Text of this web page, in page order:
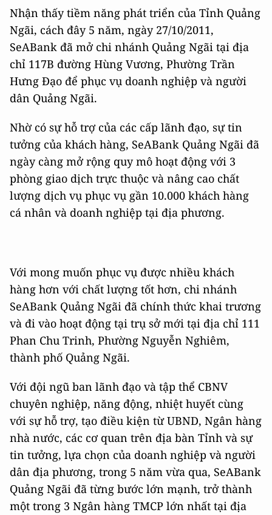
Nhận thấy tiềm năng phát triển của Tỉnh Quảng
Ngãi, cách đây 5 năm, ngày 27/10/2011,
SeABank đã mở chi nhánh Quảng Ngãi tại địa
chỉ 117B đường Hùng Vương, Phường Trần
Hưng Đạo để phục vụ doanh nghiệp và người
dân Quảng Ngãi.
Nhờ có sự hỗ trợ của các cấp lãnh đạo, sự tin
tưởng của khách hàng, SeABank Quảng Ngãi đã
ngày càng mở rộng quy mô hoạt động với 3
phòng giao dịch trực thuộc và nâng cao chất
lượng dịch vụ phục vụ gần 10.000 khách hàng
cá nhân và doanh nghiệp tại địa phương.
Với mong muốn phục vụ được nhiều khách
hàng hơn với chất lượng tốt hơn, chi nhánh
SeABank Quảng Ngãi đã chính thức khai trương
và đi vào hoạt động tại trụ sở mới tại địa chỉ 111
Phan Chu Trinh, Phường Nguyễn Nghiêm,
thành phố Quảng Ngãi.
Với đội ngũ ban lãnh đạo và tập thể CBNV
chuyên nghiệp, năng động, nhiệt huyết cùng
với sự hỗ trợ, tạo điều kiện từ UBND, Ngân hàng
nhà nước, các cơ quan trên địa bàn Tỉnh và sự
tin tưởng, lựa chọn của doanh nghiệp và người
dân địa phương, trong 5 năm vừa qua, SeABank
Quảng Ngãi đã từng bước lớn mạnh, trở thành
một trong 3 Ngân hàng TMCP lớn nhất tại địa